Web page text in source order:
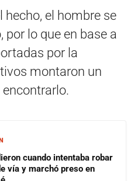
hecho, el hombre se
lo que en base a
por la
montaron un
cuando intentaba robar
vía y marchó preso en